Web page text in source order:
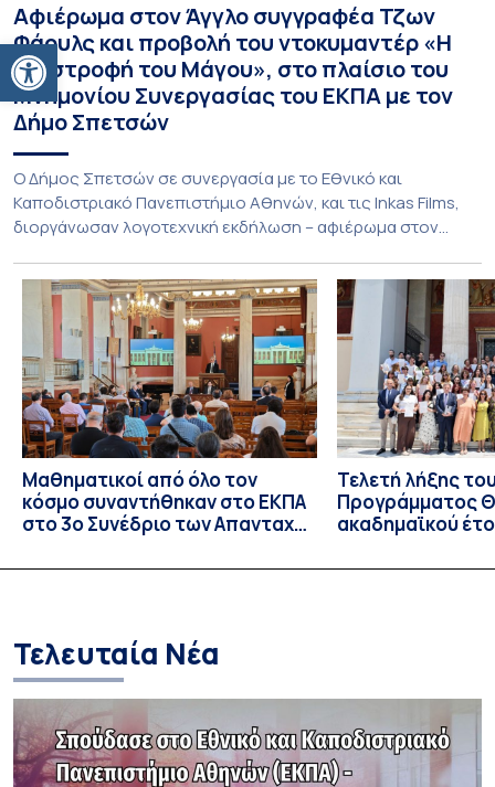
Ανοίξτε τη γραμμή εργαλείων
Αφιέρωμα στον Άγγλο συγγραφέα Τζων
Φάουλς και προβολή του ντοκυμαντέρ «Η
Επιστροφή του Μάγου», στο πλαίσιο του
Μνημονίου Συνεργασίας του ΕΚΠΑ με τον
Δήμο Σπετσών
Ο Δήμος Σπετσών σε συνεργασία με το Εθνικό και
Καποδιστριακό Πανεπιστήμιο Αθηνών, και τις Inkas Films,
διοργάνωσαν λογοτεχνική εκδήλωση – αφιέρωμα στον
20ού αιώνα, με την προβολή του ντοκυμαντέρ «Η
επιστροφή του Μάγου». Η εκδήλωση διοργανώθηκε στο
πλαίσιο της συνεργασίας του Δήμου Σπετσών και του
Εθνικού και Καποδιστριακού […]
Μαθηματικοί από όλο τον
κόσμο συναντήθηκαν στο ΕΚΠΑ
στο 3ο Συνέδριο των Απανταχού
Τελετή λήξης
Προγράμματος
ακαδημαϊκού
Σπουδών στους
Τελευταία Νέα